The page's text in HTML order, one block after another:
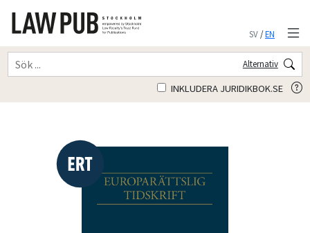
SV/EN
Alternativ
INKLUDERA JURIDIKBOK.SE